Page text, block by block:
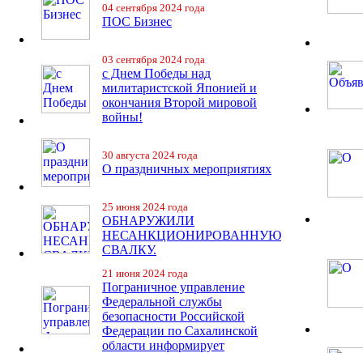
04 сентября 2024 года
ПОС Бизнес
03 сентября 2024 года
с Днем Победы над
милитаристской Японией и
окончания Второй мировой
войны!
30 августа 2024 года
О праздничных мероприятиях
25 июня 2024 года
ОБНАРУЖИЛИ
НЕСАНКЦИОНИРОВАННУЮ
СВАЛКУ.
21 июня 2024 года
Пограничное управление
Федеральной службы
безопасности Российской
Федерации по Сахалинской
области информирует